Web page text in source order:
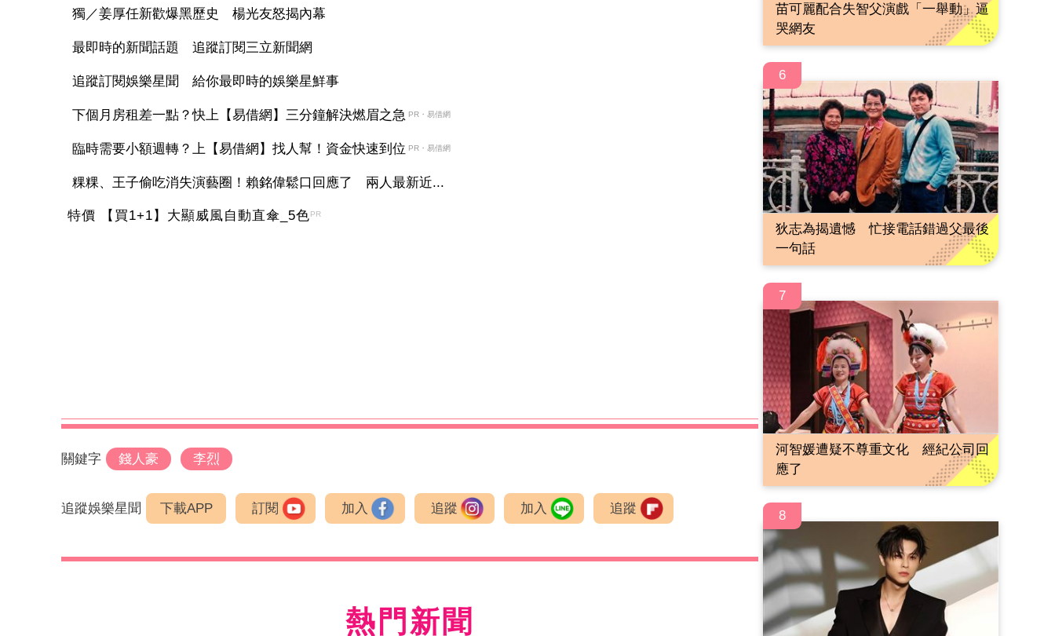
獨／姜厚任新歡爆黑歷史 楊光友怒揭內幕
最即時的新聞話題 追蹤訂閱三立新聞網
追蹤訂閱娛樂星聞 給你最即時的娛樂星鮮事
下個月房租差一點？快上【易借網】三分鐘解決燃眉之急 PR・易借網
臨時需要小額週轉？上【易借網】找人幫！資金快速到位 PR・易借網
粿粿、王子偷吃消失演藝圈！賴銘偉鬆口回應了 兩人最新近...
特價 【買1+1】大顯威風自動直傘_5色PR
關鍵字 錢人豪 李烈
追蹤娛樂星聞 下載APP 訂閱 加入 追蹤 加入 追蹤
熱門新聞
苗可麗配合失智父演戲「一舉動」逼
哭網友
6
狄志為揭遺憾 忙接電話錯過父最後
一句話
7
河智媛遭疑不尊重文化 經紀公司回
應了
8